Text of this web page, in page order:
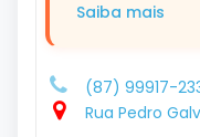
Saiba mais
(87) 99917-
Rua Pedro